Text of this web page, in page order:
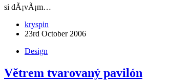
si dÃ¡vÃ¡m…
kryspin
23rd October 2006
Design
Větrem tvarovaný pavilón